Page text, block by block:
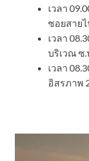
เวลา
ซอยสาย
เวลา
บริเวณ ซ
เวลา
อิสรภาพ